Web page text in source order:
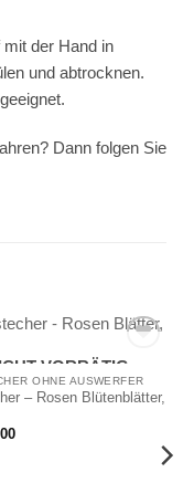
der Hand in
und abtrocknen.
Dann folgen Sie
VORRÄTIG
OHNE AUSWERFER
– Rosen Blütenblätter,